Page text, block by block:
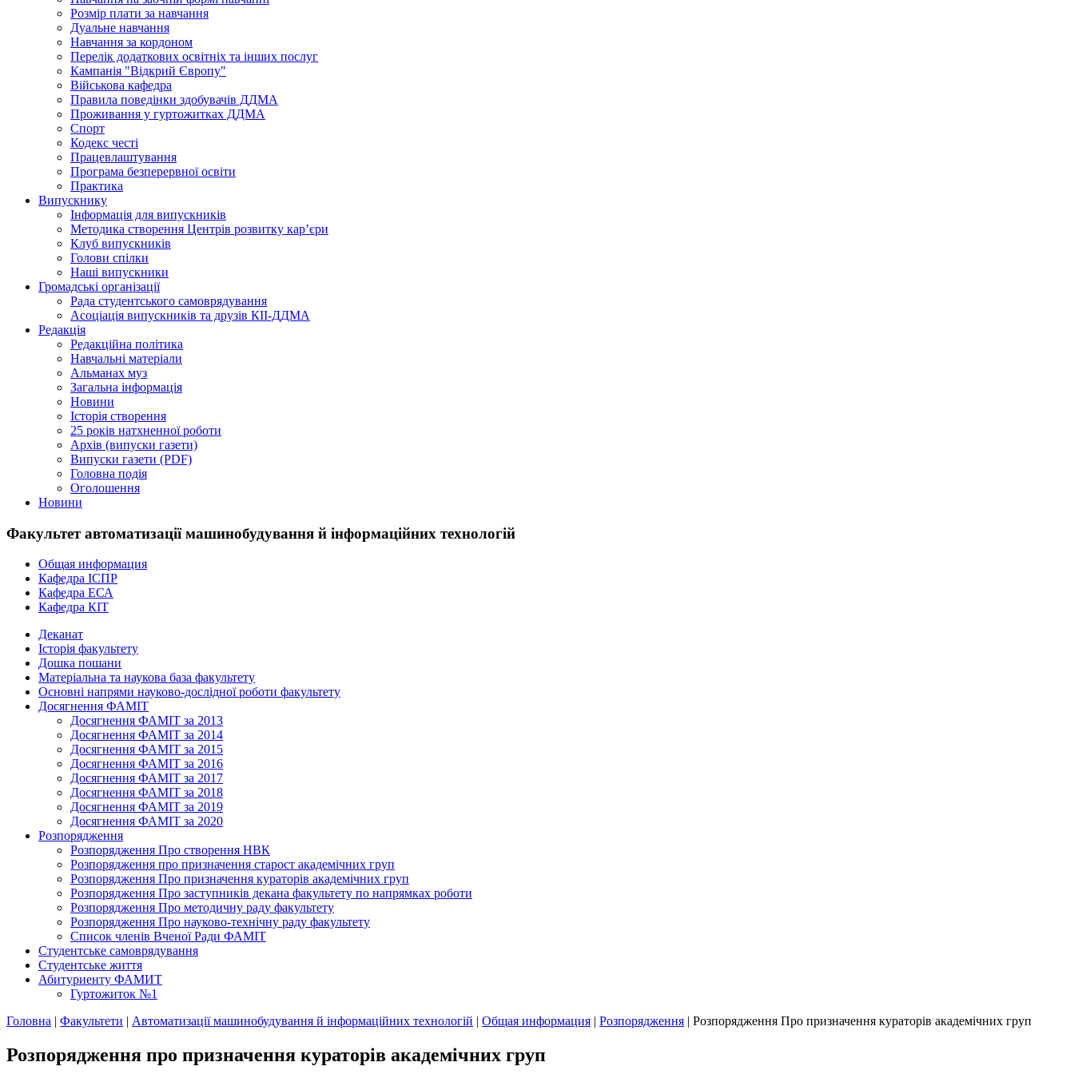
Розмір плати за навчання
Дуальне навчання
Навчання за кордоном
Перелік додаткових освітніх та інших послуг
Кампанія "Відкрий Європу"
Військова кафедра
Правила поведінки здобувачів ДДМА
Проживання у гуртожитках ДДМА
Спорт
Кодекс честі
Працевлаштування
Програма безперервної освіти
Практика
Випускнику
Інформація для випускників
Методика створення Центрів розвитку кар’єри
Клуб випускників
Голови спілки
Наші випускники
Громадські організації
Рада студентського самоврядування
Асоціація випускників та друзів КІІ-ДДМА
Редакція
Редакційна політика
Навчальні матеріали
Альманах муз
Загальна інформація
Новини
Історія створення
25 років натхненної роботи
Архів (випуски газети)
Випуски газети (PDF)
Головна подія
Оголошення
Новини
Факультет автоматизації машинобудування й інформаційних технологій
Общая информация
Кафедра ІСПР
Кафедра ЕСА
Кафедра КІТ
Деканат
Історія факультету
Дошка пошани
Матеріальна та наукова база факультету
Основні напрями науково-дослідної роботи факультету
Досягнення ФАМІТ
Досягнення ФАМІТ за 2013
Досягнення ФАМІТ за 2014
Досягнення ФАМІТ за 2015
Досягнення ФАМІТ за 2016
Досягнення ФАМІТ за 2017
Досягнення ФАМІТ за 2018
Досягнення ФАМІТ за 2019
Досягнення ФАМІТ за 2020
Розпорядження
Розпорядження Про створення НВК
Розпорядження про призначення старост академічних груп
Розпорядження Про призначення кураторів академічних груп
Розпорядження Про заступників декана факультету по напрямках роботи
Розпорядження Про методичну раду факультету
Розпорядження Про науково-технічну раду факультету
Список членів Вченої Ради ФАМІТ
Студентське самоврядування
Студентське життя
Абитуриенту ФАМИТ
Гуртожиток №1
Головна | Факультети | Автоматизації машинобудування й інформаційних технологій | Общая информация | Розпорядження | Розпорядження Про призначення кураторів академічних груп
Розпорядження про призначення кураторів академічних груп